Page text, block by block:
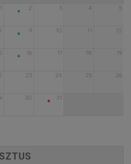
1 2
• 3 4 5
9
• 10 11 12
16
• 17 18 19
23 24 25 26
30 31
•